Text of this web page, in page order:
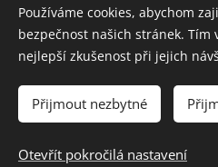
© 2019 E.G.I. Education Grow
IČ 07738897,
Používáme cookies, abychom
bezpečnost našich stránek.
nejlepší zkušenost při jejich
Přijmout nezbytné
Otevřít pokročilá nastavení